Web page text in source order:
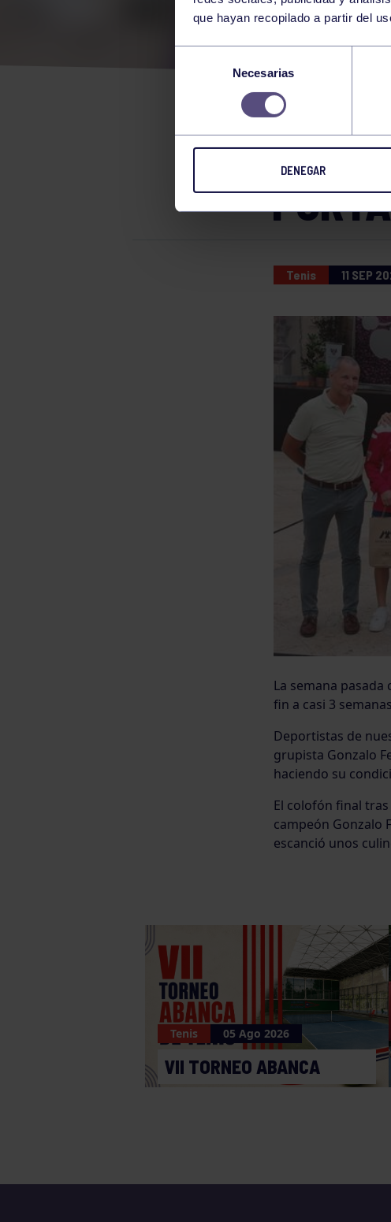
que hayan recopilado a partir del
consentimiento
Necesarias
DENEGAR
EL
Tenis 11 SEP
La semana
fin a casi 3
Deportistas de
grupista Gonzalo
haciendo su
El colofón final
campeón Gonzalo
escanció unos
Tenis 05 Ago 2026
VII TORNEO ABANCA